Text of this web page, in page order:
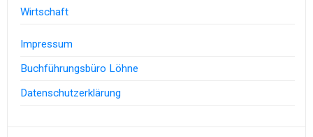
Wirtschaft
Impressum
Buchführungsbüro Löhne
Datenschutzerklärung